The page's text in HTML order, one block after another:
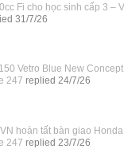
Fi cho học sinh cấp 3 – Vì
31/7/26
Vetro Blue New
247 replied 24/7/26
hoàn tất bàn giao
247 replied 23/7/26